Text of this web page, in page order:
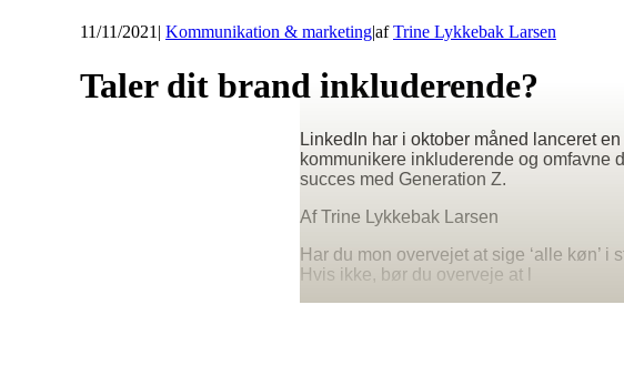
11/11/2021 | Kommunikation & marketing|afTrine Lykkebak Larsen
Taler dit brand inkluderende?
LinkedIn har i oktober måned lanceret
kommunikere inkluderende og omfavne
succes med Generation Z.
Af Trine Lykkebak Larsen
Har du mon overvejet at sige ‘alle køn’ i
Hvis ikke, bør du overveje at l